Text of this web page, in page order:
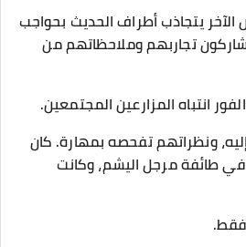
الآخر يتجاذب أطراف الحديث بحواجب
تجاربهم وملاحظاتهم من
انتباه المزارعين المجتمعين.
ونظراتهم تفحصه بمهارة. كان
طائفة مرجل اليشم، وكانت
فقط.